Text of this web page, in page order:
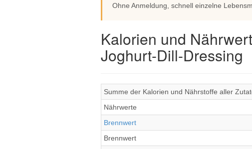
Ohne Anmeldung, schnell einzelne
Kalorien und
Joghurt-Dill-Dressing
Summe der Kalorien und Nährstoffe aller
Nährwerte
Brennwert
Brennwert